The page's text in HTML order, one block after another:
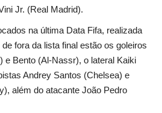
Jr. (Real Madrid).
na última Data Fifa, realizada
fora da lista final estão os goleiros
e Bento (Al-Nassr), o lateral Kaiki
Andrey Santos (Chelsea) e
além do atacante João Pedro